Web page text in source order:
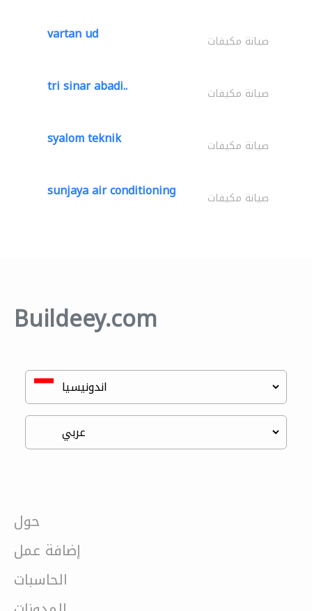
vartan ud صيانة مكيفات
tri sinar abadi.. صيانة مكيفات
syalom teknik صيانة مكيفات
sunjaya air conditioning صيانة مكيفات
Buildeey.com
حول
إضافة عمل
الحاسبات